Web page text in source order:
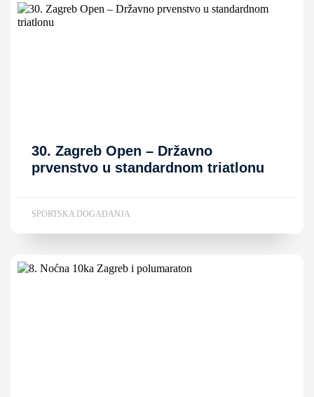
30. Zagreb Open – Državno
prvenstvo u standardnom triatlonu
SPORTSKA DOGAĐANJA